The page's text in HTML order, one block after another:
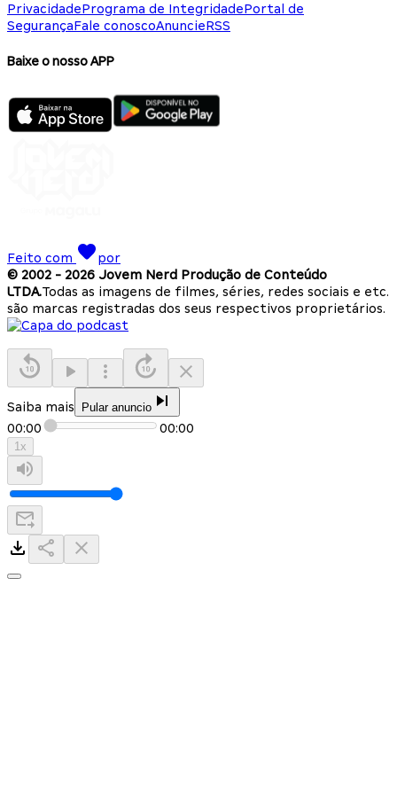
PrivacidadePrograma de IntegridadePortal de
SegurançaFale conoscoAnuncieRSS
Baixe o nosso APP
Feito com
por
© 2002 - 2026 Jovem Nerd Produção de Conteúdo
LTDA.Todas as imagens de filmes, séries, redes sociais e etc.
são marcas registradas dos seus respectivos proprietários.
Saiba mais Pular anuncio
00:00 00:00
1x